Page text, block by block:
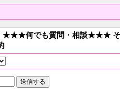
★★★何でも質問・相談★★★ そ